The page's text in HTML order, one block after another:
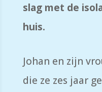
slag met de
huis.
Johan en zijn
die ze zes jaar